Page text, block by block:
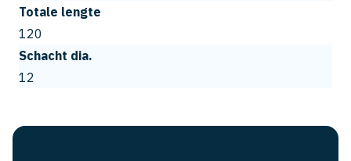
Totale lengte
120
Schacht dia.
12